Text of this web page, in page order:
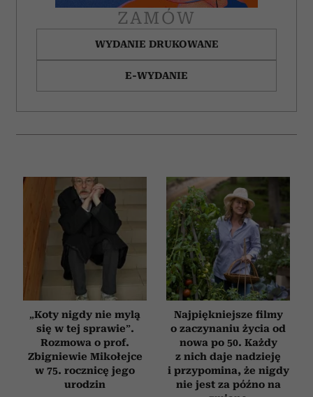
ZAMÓW
WYDANIE DRUKOWANE
E-WYDANIE
„Koty nigdy nie mylą
się w tej sprawie”.
Rozmowa o prof.
Zbigniewie Mikołejce
w 75. rocznicę jego
urodzin
Najpiękniejsze filmy
o zaczynaniu życia od
nowa po 50. Każdy
z nich daje nadzieję
i przypomina, że nigdy
nie jest za późno na